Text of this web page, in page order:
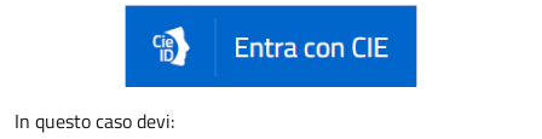
In questo caso devi: